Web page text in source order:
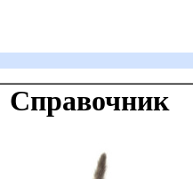
Справочник